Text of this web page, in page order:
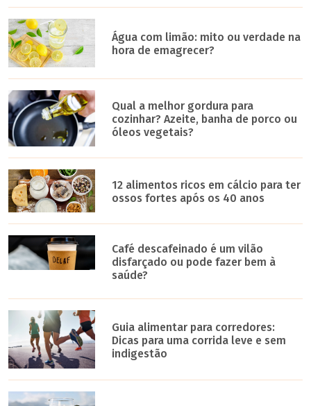
Água com limão: mito ou verdade na
hora de emagrecer?
Qual a melhor gordura para
cozinhar? Azeite, banha de porco ou
óleos vegetais?
12 alimentos ricos em cálcio para ter
ossos fortes após os 40 anos
Café descafeinado é um vilão
disfarçado ou pode fazer bem à
saúde?
Guia alimentar para corredores:
Dicas para uma corrida leve e sem
indigestão